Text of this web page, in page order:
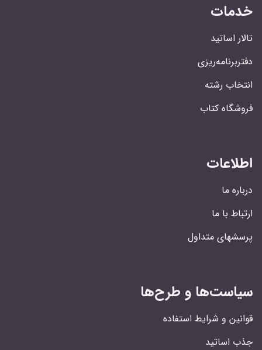
خدمات
تالار اساتید
دفتربرنامه‌ریزی
انتخاب رشته
فروشگاه کتاب
اطلاعات
درباره ما
ارتباط با ما
پرسشهای متداول
سیاست‌ها و طرح‌ها
قوانین و شرایط استفاده
جذب اساتید